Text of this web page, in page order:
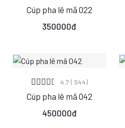
S M L
Cúp pha lê mã 022
350000đ
XEM CHI TIẾT
S M L
4.7 ( 544)
Cúp pha lê mã 042
450000đ